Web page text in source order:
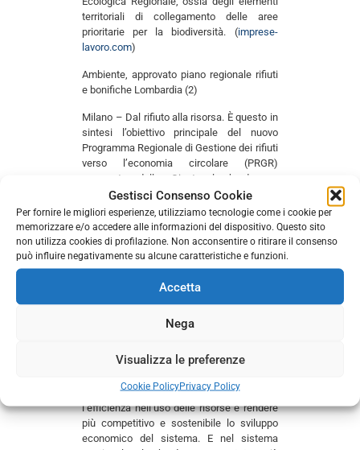
Gestisci Consenso Cookie
Per fornire le migliori esperienze, utilizziamo tecnologie come i cookie per
memorizzare e/o accedere alle informazioni del dispositivo. Questo sito
non utilizza cookies di profilazione. Non acconsentire o ritirare il consenso
può influire negativamente su alcune caratteristiche e funzioni.
Accetta
Nega
Visualizza le preferenze
Cookie PolicyPrivacy Policy
territoriali di collegamento delle aree
prioritarie per la biodiversità. (imprese-
lavoro.com)
Ambiente, approvato piano regionale rifiuti
e bonifiche Lombardia (2)
Milano – Dal rifiuto alla risorsa. È questo in
sintesi l’obiettivo principale del nuovo
Programma Regionale di Gestione dei rifiuti
verso l’economia circolare (PRGR)
approvato dalla Giunta lombarda su
proposta dell’assessore all’Ambiente e
Clima. Si configura come uno strumento di
programmazione che incrementerà i già
elevati standard qualitativi della raccolta
differenziata, oltre a orientare in modo
integrato le politiche in materia di
prevenzione, riciclo, recupero, smaltimento
Il piano si basa sulle indicazioni dell’Atto di
indirizzi approvato dal Consiglio regionale e
dall’Unione Europea. L’obiettivo sostanziale
prelievo di risorse naturali, aumentare
l’efficienza nell’uso delle risorse e rendere
più competitivo e sostenibile lo sviluppo
economico del sistema. E nel sistema